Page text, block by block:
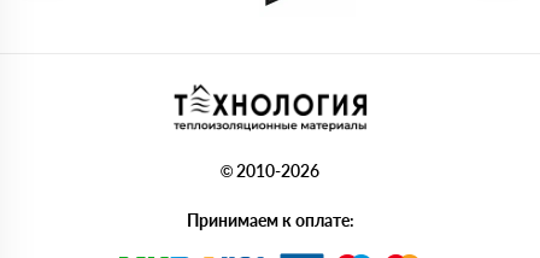
© 2010-2026
Принимаем к оплате: